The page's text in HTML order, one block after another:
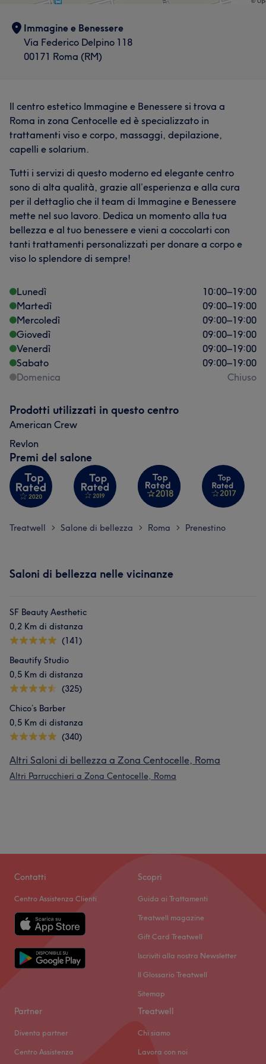
Immagine e Benessere
Via Federico Delpino 118
00171 Roma (RM)
Il centro estetico Immagine e Benessere si trova a
Roma in zona Centocelle ed è specializzato in
trattamenti viso e corpo, massaggi, depilazione,
capelli e solarium.
Tutti i servizi di questo moderno ed elegante centro
sono di alta qualità, grazie all’esperienza e alla cura
per il dettaglio che il team di Immagine e Benessere
mette nel suo lavoro. Dedica un momento alla tua
bellezza e al tuo benessere e vieni a coccolarti con
tanti trattamenti personalizzati per donare a corpo e
viso lo splendore di sempre!
Lunedì 10:00–19:00
Martedì
09:00–19:00
Mercoledì
09:00–19:00
Giovedì
09:00–19:00
Venerdì
09:00–19:00
Sabato
09:00–19:00
Domenica
Chiuso
Prodotti utilizzati in questo centro
American Crew
Revlon
Premi del salone
Treatwell > Salone di bellezza > Roma > Prenestino
Saloni di bellezza nelle vicinanze
SF Beauty Aesthetic
0,2 Km di distanza
(141)
Beautify Studio
0,5 Km di distanza
(325)
Chico’s Barber
0,5 Km di distanza
(340)
Altri Saloni di bellezza a Zona Centocelle, Roma
Altri Parrucchieri a Zona Centocelle, Roma
Contatti
Centro Assistenza Clienti
Scopri
Guida ai Trattamenti
Treatwell magazine
Gift Card Treatwell
Iscriviti alla nostra Newsletter
Il Glossario Treatwell
Sitemap
Partner
Diventa partner
Centro Assistenza
Treatwell
Chi siamo
Lavora con noi